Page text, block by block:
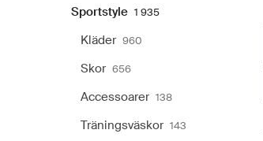
Sportstyle 1 935
Kläder 960
Skor 656
Accessoarer 138
Träningsväskor 143